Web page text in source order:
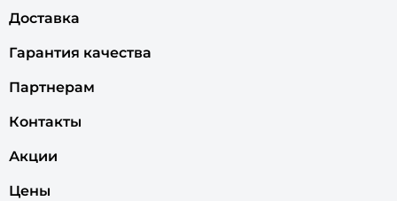
Доставка
Гарантия качества
Партнерам
Контакты
Акции
Цены